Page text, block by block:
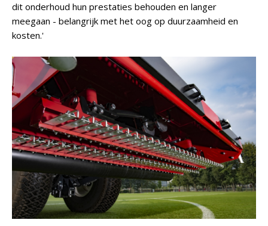
dit onderhoud hun prestaties behouden en langer
meegaan - belangrijk met het oog op duurzaamheid en
kosten.'